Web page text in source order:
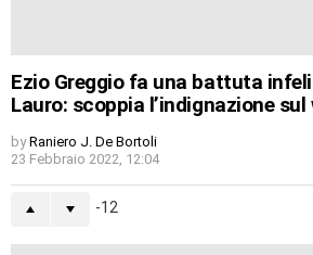
Ezio Greggio fa una battuta
Lauro: scoppia l’indignazione sul
by Raniero J. De Bortoli
23 Febbraio 2022, 12:04
-12